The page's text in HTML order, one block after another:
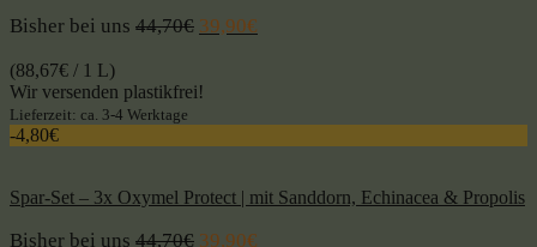
Bisher bei uns 44,70€ 39,90€
(88,67€ / 1 L)
Wir versenden plastikfrei!
Lieferzeit: ca. 3-4 Werktage
-4,80€
Spar-Set – 3x Oxymel Protect | mit Sanddorn, Echinacea & Propolis
Bisher bei uns 44,70€ 39,90€